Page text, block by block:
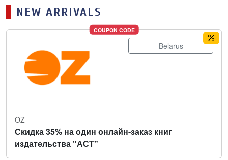
NEW ARRIVALS
COUPON CODE
Belarus
OZ
Скидка 35% на один онлайн-заказ книг
издательства "АСТ"